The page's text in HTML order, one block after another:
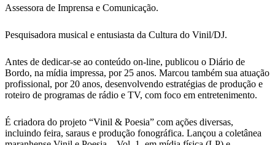
Assessora de Imprensa e Comunicação.
Pesquisadora musical e entusiasta da Cultura do Vinil/DJ.
Antes de dedicar-se ao conteúdo on-line, publicou o Diário de
Bordo, na mídia impressa, por 25 anos. Marcou também sua atuação
profissional, por 20 anos, desenvolvendo estratégias de produção e
roteiro de programas de rádio e TV, com foco em entretenimento.
É criadora do projeto “Vinil & Poesia” com ações diversas,
incluindo feira, saraus e produção fonográfica. Lançou a coletânea